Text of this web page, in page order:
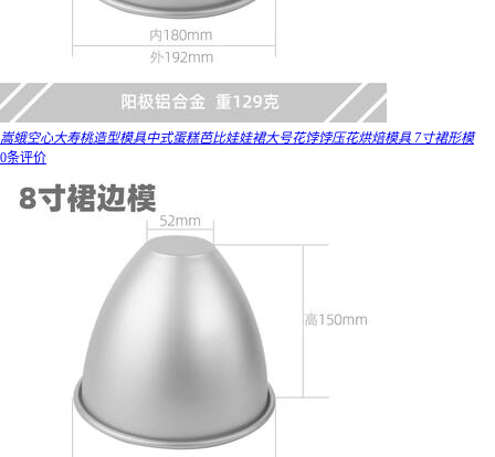
嵩蛾空心大寿桃造型模具中式蛋糕芭比娃娃裙大号花饽饽压花烘焙模具 7寸裙形模
0条评价